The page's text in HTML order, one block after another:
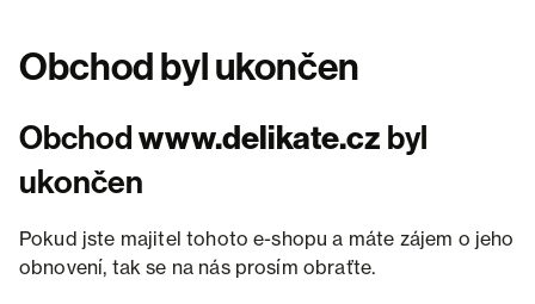
Obchod byl ukončen
Obchodwww.delikate.cz byl
ukončen
Pokud jste majitel tohoto e-shopu a máte zájem o jeho
obnovení, tak se na nás prosím obraťte.